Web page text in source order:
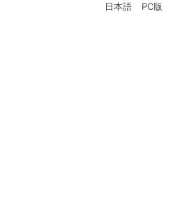
日本語 PC版